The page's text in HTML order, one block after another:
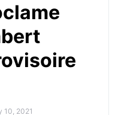
10, 2021